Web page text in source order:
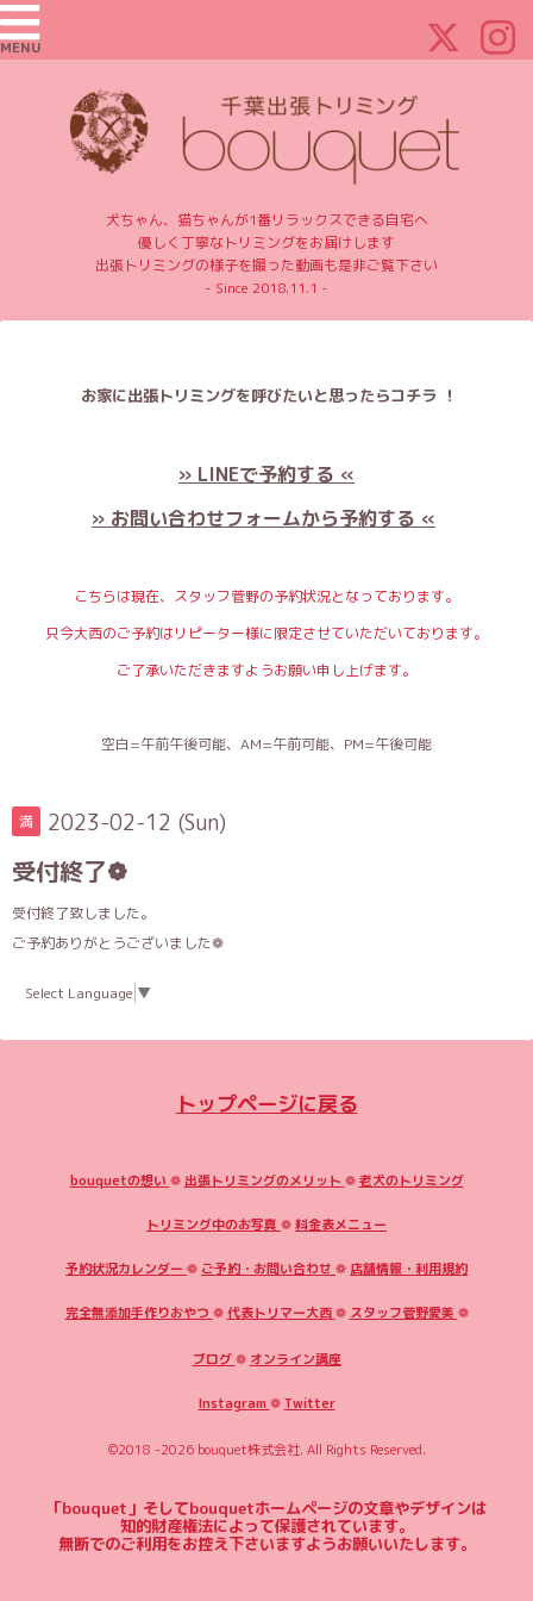
MENU
犬ちゃん、猫ちゃんが1番リラックスできる自宅へ
優しく丁寧なトリミングをお届けします
出張トリミングの様子を撮った動画も是非ご覧下さい
- Since 2018.11.1 -
お家に出張トリミングを呼びたいと思ったらコチラ ！
» LINEで予約する «
» お問い合わせフォームから予約する «
こちらは現在、スタッフ菅野の予約状況となっております。
只今大西のご予約はリピーター様に限定させていただいております。
ご了承いただきますようお願い申し上げます。
空白=午前午後可能、AM=午前可能、PM=午後可能
満 2023-02-12 (Sun)
受付終了❁︎
受付終了致しました。
ご予約ありがとうございました❁︎
Select Language ▼
トップページに戻る
bouquetの想い ❁ 出張トリミングのメリット ❁老犬のトリミング
トリミング中のお写真 ❁料金表メニュー
予約状況カレンダー ❁ ご予約・お問い合わせ ❁ 店舗情報・利用規約
完全無添加手作りおやつ ❁代表トリマー大西❁ スタッフ菅野愛美 ❁
ブログ❁ オンライン講座
Instagram ❁Twitter
©2018 -2026 bouquet株式会社. All Rights Reserved.
「bouquet」そしてbouquetホームページの文章やデザインは
知的財産権法によって保護されています。
無断でのご利用をお控え下さいますようお願いいたします。